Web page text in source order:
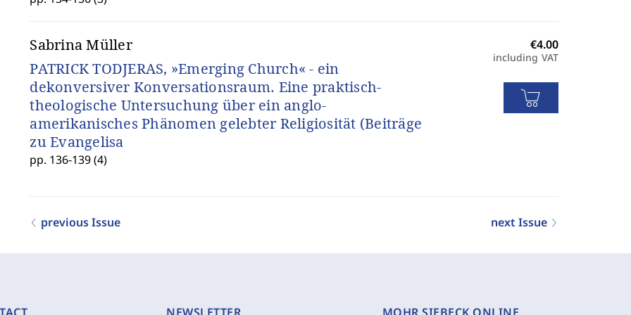
Sabrina Müller
PATRICK TODJERAS, »Emerging Church« - ein
dekonversiver Konversationsraum. Eine praktisch-
theologische Untersuchung über ein anglo-
amerikanisches Phänomen gelebter Religiosität (Beiträge
zu Evangelisa
pp. 136-139 (4)
including VAT
previous Issue next Issue